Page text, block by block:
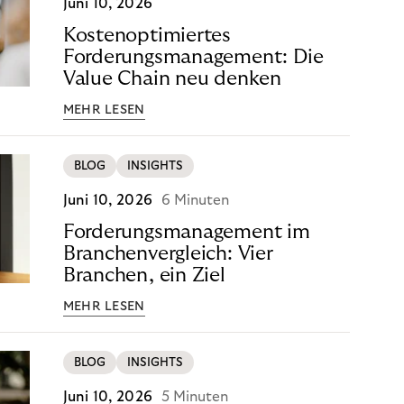
Juni 10, 2026
Kostenoptimiertes
Forderungsmanagement: Die
Value Chain neu denken
MEHR LESEN
BLOG INSIGHTS
Juni 10, 2026 6 Minuten
Forderungsmanagement im
Branchenvergleich: Vier
Branchen, ein Ziel
MEHR LESEN
BLOG INSIGHTS
Juni 10, 2026 5 Minuten